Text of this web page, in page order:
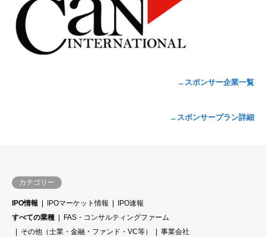
→スポンサー企業一覧
→スポンサープラン詳細
カテゴリー
IPO情報 IPOマーケット情報
IPO速報
すべての業種
FAS・コンサルティングファーム
その他（士業・金融・ファンド・VC等）
事業会社